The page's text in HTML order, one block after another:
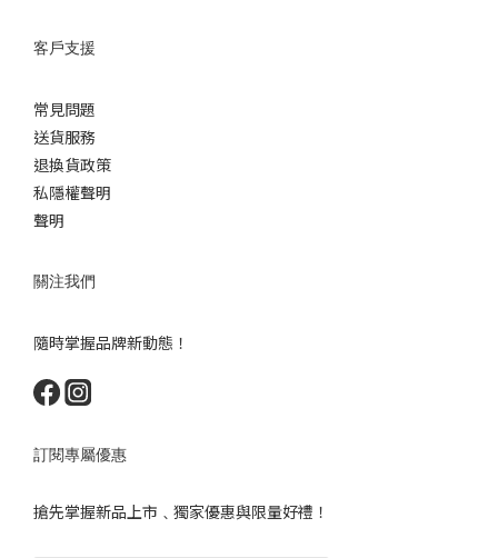
客戶支援
常見問題
送貨服務
退換貨政策
私隱權聲明
聲明
關注我們
隨時掌握品牌新動態！
訂閱專屬優惠
搶先掌握新品上市﹑獨家優惠與限量好禮！